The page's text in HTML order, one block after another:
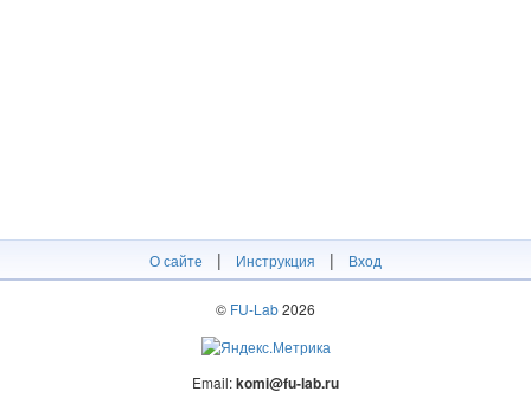
О сайте | Инструкция | Вход
© FU-Lab2026
Email:komi@fu-lab.ru